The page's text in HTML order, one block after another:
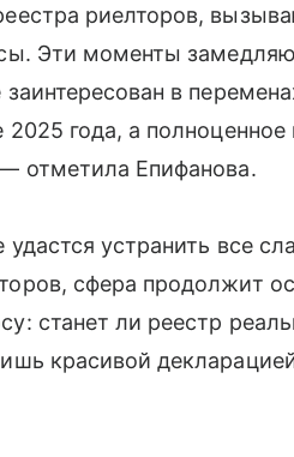
риелторов,
Эти моменты
в
2025 года, а
отметила Епифанова.
устранить все
сфера продолжит
станет ли реестр
красивой